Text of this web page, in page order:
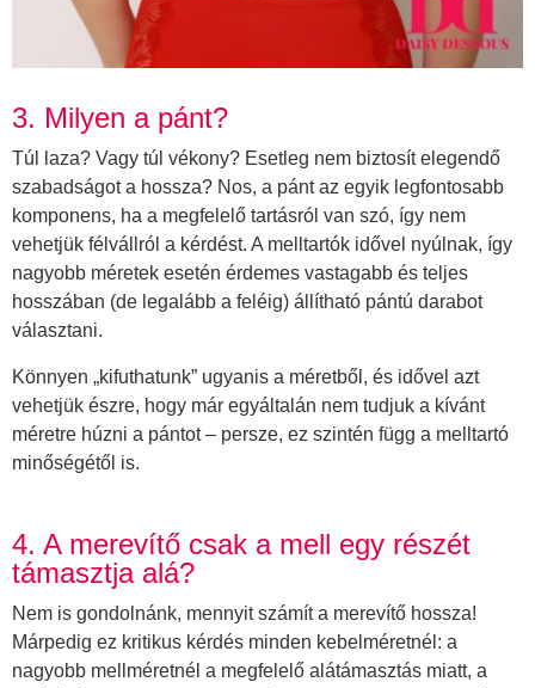
3. Milyen a pánt?
Túl laza? Vagy túl vékony? Esetleg nem biztosít elegendő
szabadságot a hossza? Nos, a pánt az egyik legfontosabb
komponens, ha a megfelelő tartásról van szó, így nem
vehetjük félvállról a kérdést. A melltartók idővel nyúlnak, így
nagyobb méretek esetén érdemes vastagabb és teljes
hosszában (de legalább a feléig) állítható pántú darabot
választani.
Könnyen „kifuthatunk” ugyanis a méretből, és idővel azt
vehetjük észre, hogy már egyáltalán nem tudjuk a kívánt
méretre húzni a pántot – persze, ez szintén függ a melltartó
minőségétől is.
4. A merevítő csak a mell egy részét
támasztja alá?
Nem is gondolnánk, mennyit számít a merevítő hossza!
Márpedig ez kritikus kérdés minden kebelméretnél: a
nagyobb mellméretnél a megfelelő alátámasztás miatt, a